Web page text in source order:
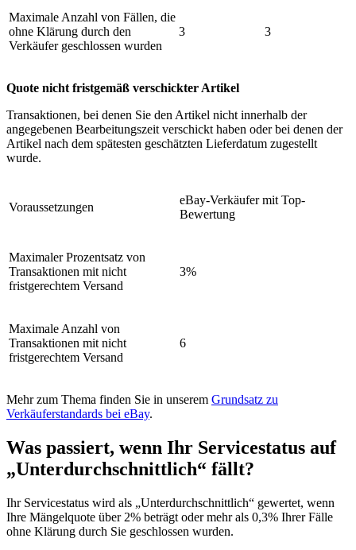
Maximale Anzahl von Fällen, die
ohne Klärung durch den
Verkäufer geschlossen wurden
3 3
Quote nicht fristgemäß verschickter Artikel
Transaktionen, bei denen Sie den Artikel nicht innerhalb der
angegebenen Bearbeitungszeit verschickt haben oder bei denen der
Artikel nach dem spätesten geschätzten Lieferdatum zugestellt
wurde.
Voraussetzungen
eBay-Verkäufer mit Top-
Bewertung
Maximaler Prozentsatz von
Transaktionen mit nicht
fristgerechtem Versand
3%
Maximale Anzahl von
Transaktionen mit nicht
fristgerechtem Versand
6
Mehr zum Thema finden Sie in unserem Grundsatz zu
Verkäuferstandards bei eBay.
Was passiert, wenn Ihr Servicestatus auf
„Unterdurchschnittlich“ fällt?
Ihr Servicestatus wird als „Unterdurchschnittlich“ gewertet, wenn
Ihre Mängelquote über 2% beträgt oder mehr als 0,3% Ihrer Fälle
ohne Klärung durch Sie geschlossen wurden.